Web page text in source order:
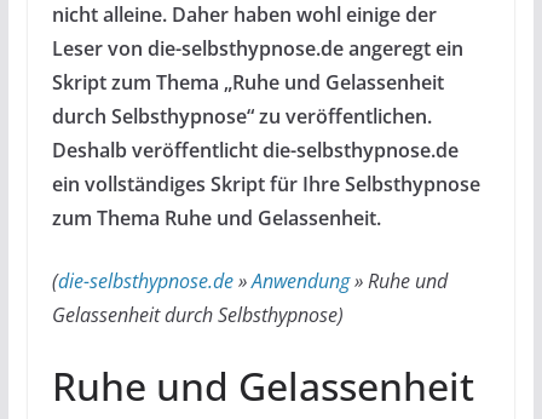
nicht alleine. Daher haben wohl einige der
Leser von die-selbsthypnose.de angeregt ein
Skript zum Thema „Ruhe und Gelassenheit
durch Selbsthypnose“ zu veröffentlichen.
Deshalb veröffentlicht die-selbsthypnose.de
ein vollständiges Skript für Ihre Selbsthypnose
zum Thema Ruhe und Gelassenheit.
(die-selbsthypnose.de»Anwendung»Ruhe und
Gelassenheit durch Selbsthypnose)
Ruhe und Gelassenheit